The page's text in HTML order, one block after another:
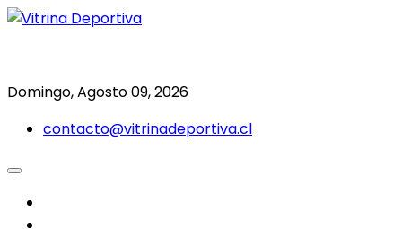
Saltar
Domingo, Agosto 09, 2026
contacto@vitrinadeportiva.cl